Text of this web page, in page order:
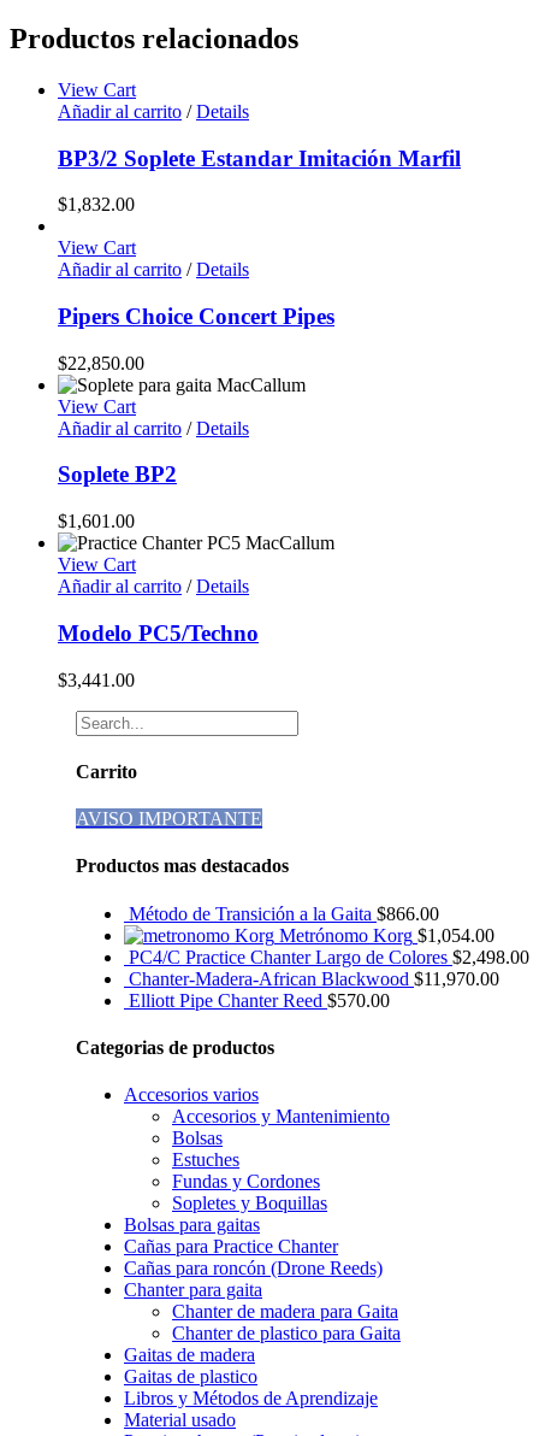
Productos relacionados
View Cart
Añadir al carrito / Details
BP3/2 Soplete Estandar Imitación Marfil
$1,832.00
View Cart
Añadir al carrito / Details
Pipers Choice Concert Pipes
$22,850.00
View Cart
Añadir al carrito / Details
Soplete BP2
$1,601.00
View Cart
Añadir al carrito / Details
Modelo PC5/Techno
$3,441.00
Carrito
AVISO IMPORTANTE
Productos mas destacados
Método de Transición a la Gaita $866.00
Metrónomo Korg $1,054.00
PC4/C Practice Chanter Largo de Colores $2,498.00
Chanter-Madera-African Blackwood $11,970.00
Elliott Pipe Chanter Reed $570.00
Categorias de productos
Accesorios varios
Accesorios y Mantenimiento
Bolsas
Estuches
Fundas y Cordones
Sopletes y Boquillas
Bolsas para gaitas
Cañas para Practice Chanter
Cañas para roncón (Drone Reeds)
Chanter para gaita
Chanter de madera para Gaita
Chanter de plastico para Gaita
Gaitas de madera
Gaitas de plastico
Libros y Métodos de Aprendizaje
Material usado